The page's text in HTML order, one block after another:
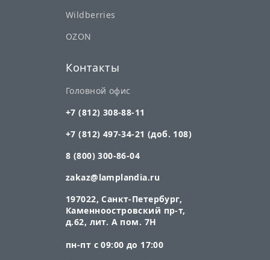
Wildberries
OZON
Контакты
Головной офис
+7 (812) 308-88-11
+7 (812) 497-34-21 (доб. 108)
8 (800) 300-86-04
zakaz@lamplandia.ru
197022, Санкт-Петербург,
Каменноостровский пр-т,
д.62, лит. А пом. 7Н
пн-пт с 09:00 до 17:00